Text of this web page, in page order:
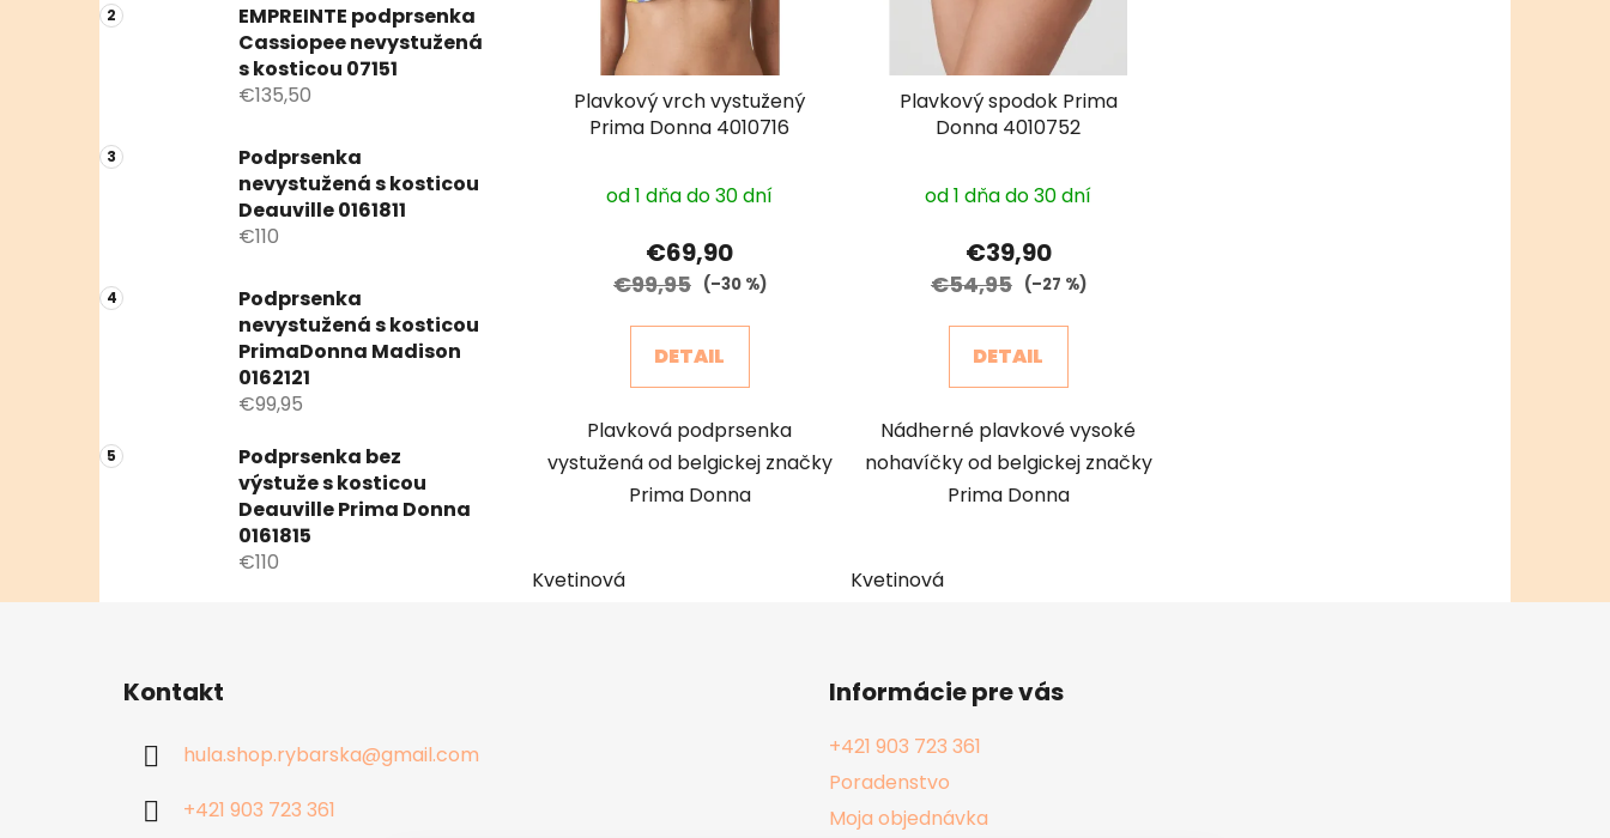
EMPREINTE podprsenka
Cassiopee nevystužená
s kosticou 07151
€135,50
Podprsenka
nevystužená s kosticou
Deauville 0161811
€110
Podprsenka
nevystužená s kosticou
PrimaDonna Madison
0162121
€99,95
Podprsenka bez
výstuže s kosticou
Deauville Prima Donna
0161815
€110
Plavkový vrch vystužený
Prima Donna 4010716
od 1 dňa do 30 dní
€69,90
€99,95 (–30 %)
DETAIL
Plavková podprsenka
vystužená od belgickej značky
Prima Donna
Kvetinová
Plavkový spodok Prima
Donna 4010752
od 1 dňa do 30 dní
€39,90
€54,95 (–27 %)
DETAIL
Nádherné plavkové vysoké
nohavíčky od belgickej značky
Prima Donna
Kvetinová
Kontakt
hula.shop.rybarska@gmail.com
+421 903 723 361
Informácie pre vás
+421 903 723 361
Poradenstvo
Moja objednávka